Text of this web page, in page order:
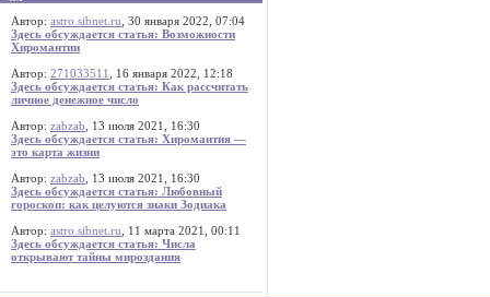
Автор: astro.sibnet.ru , 30 января 2022, 07:04
Здесь обсуждается статья: Возможности
Хиромантии
Автор: 271033511
, 16 января 2022, 12:18
Здесь обсуждается статья: Как рассчитать
личное денежное число
Автор: zabzab , 13 июля 2021, 16:30
Здесь обсуждается статья: Хиромантия —
это карта жизни
Автор: zabzab , 13 июля 2021, 16:30
Здесь обсуждается статья: Любовный
гороскоп: как целуются знаки Зодиака
Автор: astro.sibnet.ru , 11 марта 2021, 00:11
Здесь обсуждается статья: Числа
открывают тайны мироздания